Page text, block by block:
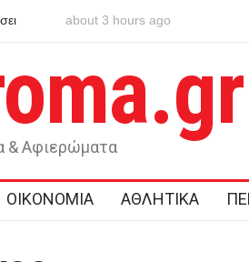
Η Χιροσίμα μέσα από τα
about 3 hours ago
& Αφιερώματα
ΟΙΚΟΝΟΜΙΑ ΑΘΛΗΤΙΚΑ